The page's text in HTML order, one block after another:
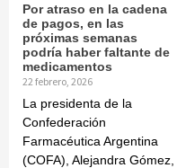
Por atraso en la cadena
de pagos, en las
próximas semanas
podría haber faltante de
medicamentos
22 febrero, 2026
La presidenta de la
Confederación
Farmacéutica Argentina
(COFA), Alejandra Gómez,